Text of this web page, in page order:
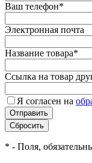
Ваш телефон*
Электронная почта
Название товара*
Ссылка на товар
Я согласен на
* - Поля,